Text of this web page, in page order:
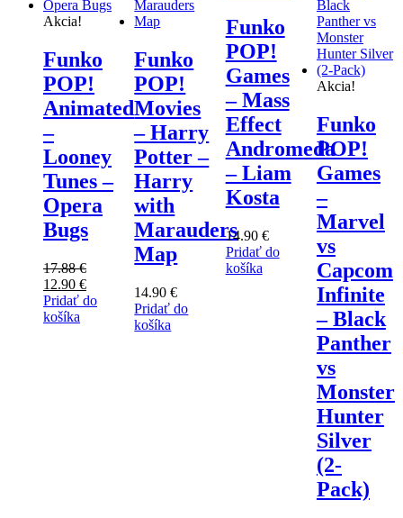
Akcia!
Funko
POP!
Animated
–
Looney
Tunes –
Opera
Bugs
17.88€
Pôvodná
cena
bola:
12.90 €Aktuálna
cena
Pridať do
košíka
Funko
POP!
Movies
– Harry
Potter –
Harry
with
Marauders
Map
14.90€
Pridať do
košíka
Funko
POP!
Games
– Mass
Effect
Andromeda
– Liam
Kosta
14.90 €
Pridať do
košíka
Akcia!
Funko
POP!
Games
–
Marvel
vs
Capcom
Infinite
– Black
Panther
vs
Monster
Hunter
Silver
(2-
Pack)